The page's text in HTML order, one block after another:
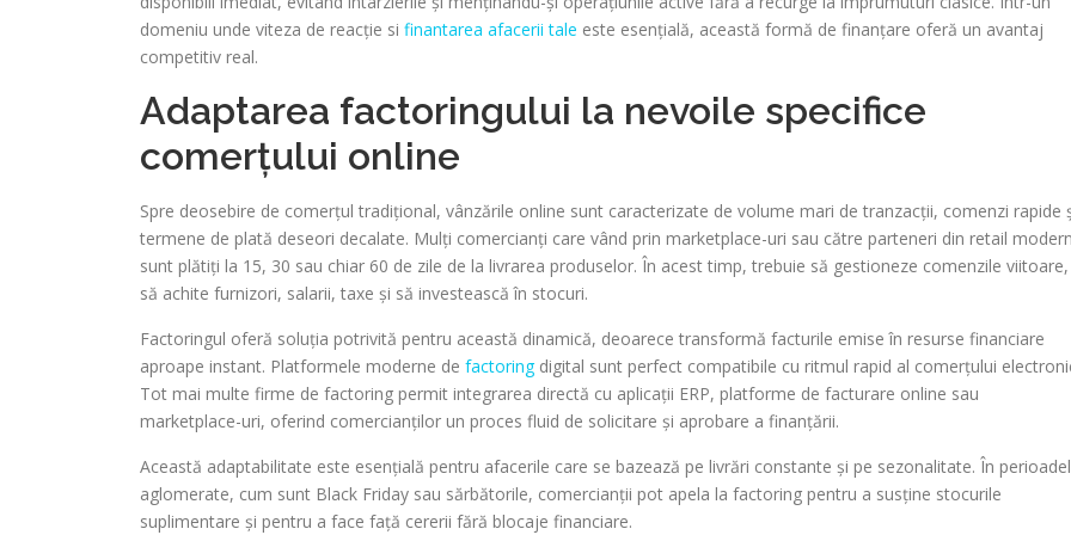
domeniu unde viteza de reacție si finantarea afacerii tale este esențială, această formă de finanțare oferă un avantaj
competitiv real.
Adaptarea factoringului la nevoile specifice
comerțului online
Spre deosebire de comerțul tradițional, vânzările online sunt caracterizate de volume mari de tranzacții, comenzi rapide
termene de plată deseori decalate. Mulți comercianți care vând prin marketplace-uri sau către parteneri din retail modern
sunt plătiți la 15, 30 sau chiar 60 de zile de la livrarea produselor. În acest timp, trebuie să gestioneze comenzile viitoare,
să achite furnizori, salarii, taxe și să investească în stocuri.
Factoringul oferă soluția potrivită pentru această dinamică, deoarece transformă facturile emise în resurse financiare
aproape instant. Platformele moderne de factoringdigital sunt perfect compatibile cu ritmul rapid al comerțului
Tot mai multe firme de factoring permit integrarea directă cu aplicații ERP, platforme de facturare online sau
marketplace-uri, oferind comercianților un proces fluid de solicitare și aprobare a finanțării.
Această adaptabilitate este esențială pentru afacerile care se bazează pe livrări constante și pe sezonalitate. În
aglomerate, cum sunt Black Friday sau sărbătorile, comercianții pot apela la factoring pentru a susține stocurile
suplimentare și pentru a face față cererii fără blocaje financiare.